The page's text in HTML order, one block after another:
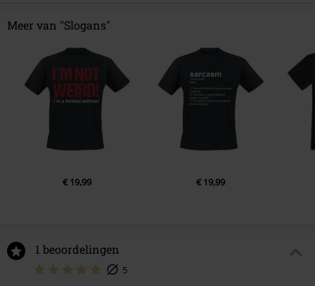
Meer van "Slogans"
€ 19,99 € 19,99
1 beoordelingen
5